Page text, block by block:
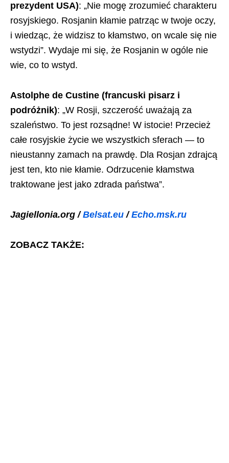
prezydent USA): „Nie mogę zrozumieć charakteru
rosyjskiego. Rosjanin kłamie patrząc w twoje oczy,
i wiedząc, że widzisz to kłamstwo, on wcale się nie
wstydzi”. Wydaje mi się, że Rosjanin w ogóle nie
wie, co to wstyd.
Astolphe de Custine (francuski pisarz i
podróżnik): „W Rosji, szczerość uważają za
szaleństwo. To jest rozsądne! W istocie! Przecież
całe rosyjskie życie we wszystkich sferach — to
nieustanny zamach na prawdę. Dla Rosjan zdrajcą
jest ten, kto nie kłamie. Odrzucenie kłamstwa
traktowane jest jako zdrada państwa”.
Jagiellonia.org /Belsat.eu /Echo.msk.ru
ZOBACZ TAKŻE: